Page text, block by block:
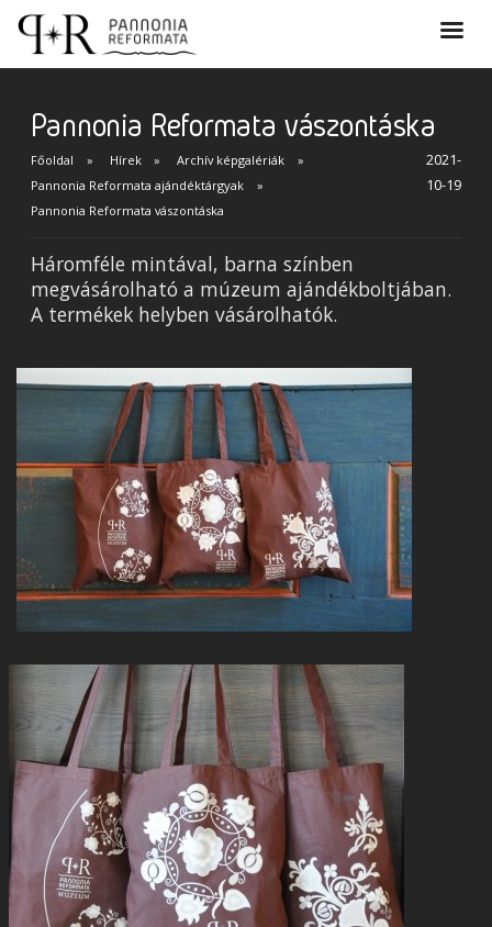
Pannonia Reformata vászontáska
Főoldal Hírek
Archív képgalériák
Pannonia Reformata ajándéktárgyak
Pannonia Reformata vászontáska
2021-
10-19
Háromféle mintával, barna színben
megvásárolható a múzeum ajándékboltjában.
A termékek helyben vásárolhatók.